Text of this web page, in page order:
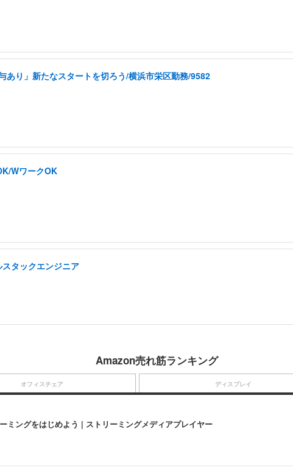
り」新たなスタートを切ろう/横浜市栄区勤務/9582
WワークOK
タックエンジニア
Amazon売れ筋ランキング
ミングをはじめよう | ストリーミングメディアプレイヤー
オフィスチェア ディスプレイ